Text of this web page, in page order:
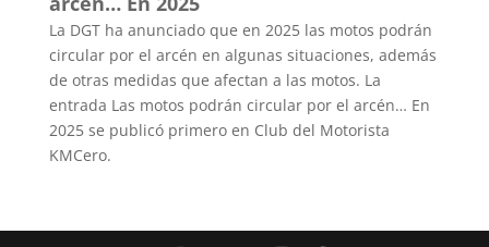
La DGT ha anunciado que en 2025 las motos podrán
circular por el arcén en algunas situaciones, además
de otras medidas que afectan a las motos. La
entrada Las motos podrán circular por el arcén… En
2025 se publicó primero en Club del Motorista
KMCero.